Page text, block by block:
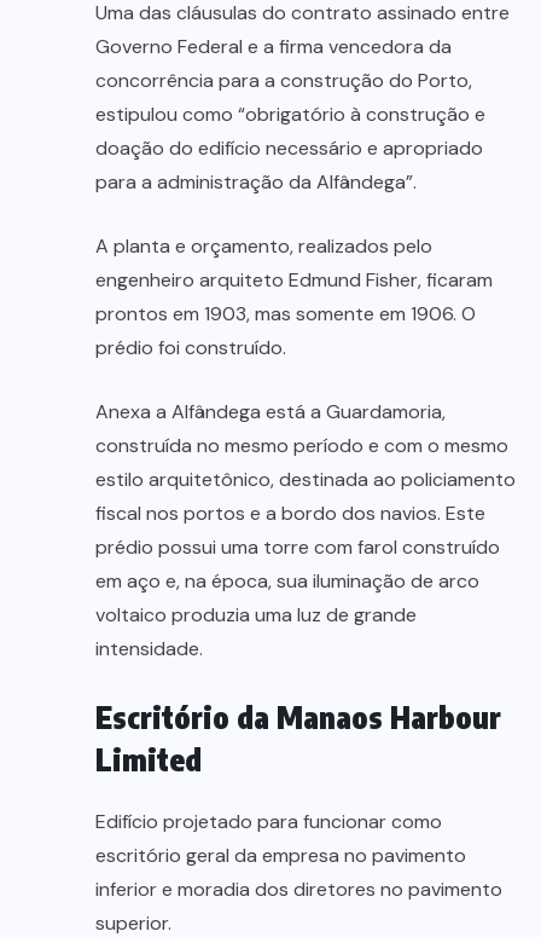
Uma das cláusulas do contrato assinado entre
Governo Federal e a firma vencedora da
concorrência para a construção do Porto,
estipulou como “obrigatório à construção e
doação do edifício necessário e apropriado
para a administração da Alfândega”.
A planta e orçamento, realizados pelo
engenheiro arquiteto Edmund Fisher, ficaram
prontos em 1903, mas somente em 1906. O
prédio foi construído.
Anexa a Alfândega está a Guardamoria,
construída no mesmo período e com o mesmo
estilo arquitetônico, destinada ao policiamento
fiscal nos portos e a bordo dos navios. Este
prédio possui uma torre com farol construído
em aço e, na época, sua iluminação de arco
voltaico produzia uma luz de grande
intensidade.
Escritório da Manaos Harbour
Limited
Edifício projetado para funcionar como
escritório geral da empresa no pavimento
inferior e moradia dos diretores no pavimento
superior.